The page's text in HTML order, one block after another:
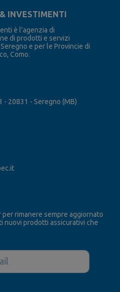
INVESTIMENTI
è l'agenzia di
di prodotti e servizi
e per le Provincie di
Como.
- 20831 - Seregno (MB)
rimanere sempre aggiornato
nuovi prodotti assicurativi che